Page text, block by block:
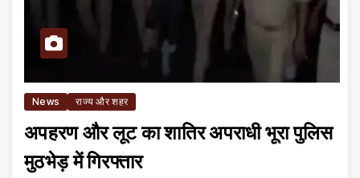
News राज्य और शहर
अपहरण और लूट का शातिर अपराधी भूरा पुलिस
मुठभेड़ में गिरफ्तार